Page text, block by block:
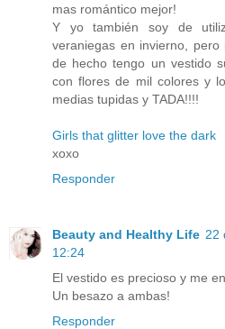
mas romántico mejor!
Y yo también soy de
veraniegas en invierno,
de hecho tengo un vestido
con flores de mil colores y
medias tupidas y TADA!!!!
Girls that glitter love the dark
xoxo
Responder
Beauty and Healthy Life 22
12:24
El vestido es precioso y me
Un besazo a ambas!
Responder